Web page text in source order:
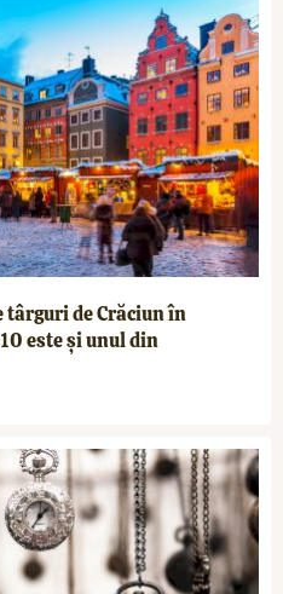
târguri de Crăciun în
este și unul din